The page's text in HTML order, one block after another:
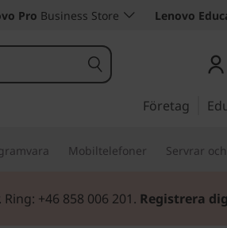
Pro Business Store Lenovo
Företag
Mobiltelefoner Servrar
+46 858 006 201. Registrera